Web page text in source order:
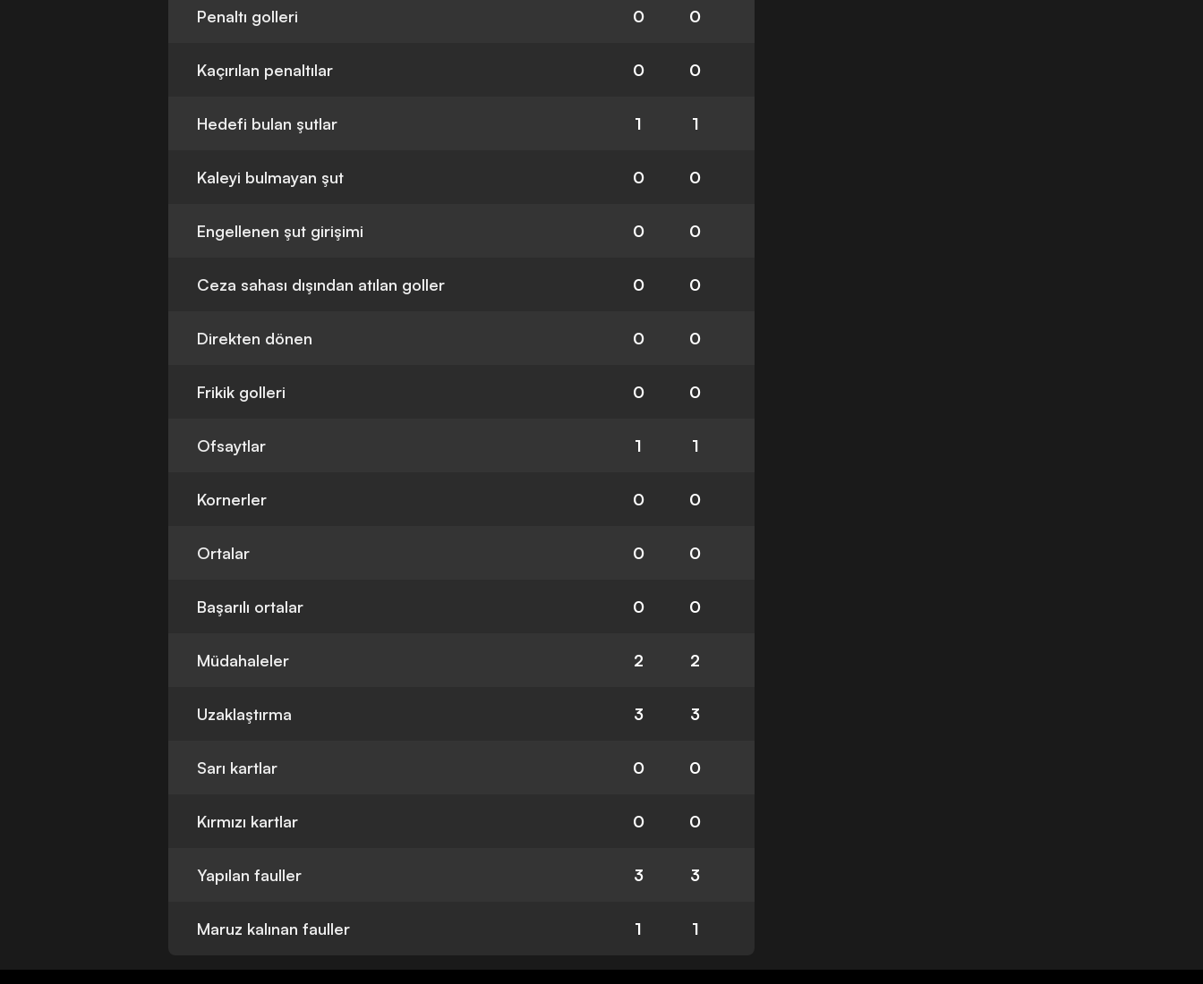
Penaltı golleri 0 0
Kaçırılan penaltılar 0 0
Hedefi bulan şutlar 1 1
Kaleyi bulmayan şut 0 0
Engellenen şut girişimi 0 0
Ceza sahası dışından atılan goller 0 0
Direkten dönen 0 0
Frikik golleri 0 0
Ofsaytlar 1 1
Kornerler 0 0
Ortalar 0 0
Başarılı ortalar 0 0
Müdahaleler 2 2
Uzaklaştırma 3 3
Sarı kartlar 0 0
Kırmızı kartlar 0 0
Yapılan fauller 3 3
Maruz kalınan fauller 1 1